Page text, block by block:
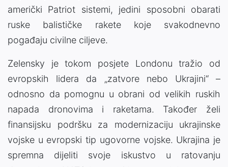
američki Patriot sistemi, jedini sposobni obarati
ruske balističke rakete koje svakodnevno
pogađaju civilne ciljeve.
Zelensky je tokom posjete Londonu tražio od
evropskih lidera da „zatvore nebo Ukrajini“ –
odnosno da pomognu u obrani od velikih ruskih
napada dronovima i raketama. Također želi
finansijsku podršku za modernizaciju ukrajinske
vojske u evropski tip ugovorne vojske. Ukrajina je
spremna dijeliti svoje iskustvo u ratovanju